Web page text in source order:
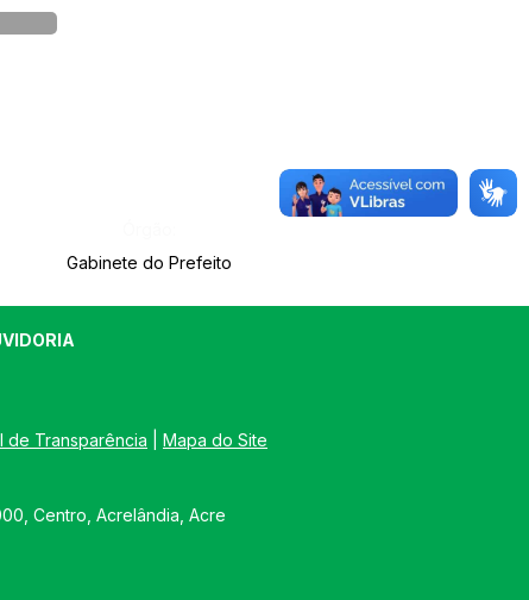
Gabinete do Prefeito
de Transparência Mapa do Site
Centro, Acrelândia, Acre